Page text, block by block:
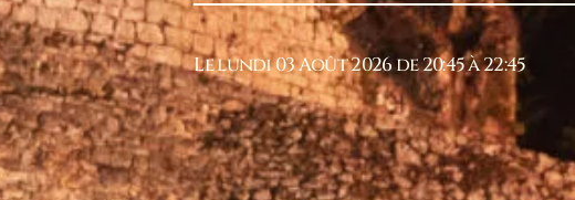
Le lundi 03 Août 2026 de 20:45 à 22:45